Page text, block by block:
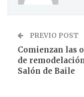
PREVIO POST
Comienzan las
de
Salón de Baile